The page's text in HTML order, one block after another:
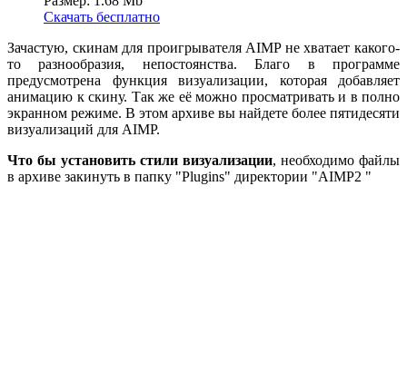
Скачать бесплатно
Зачастую, скинам для проигрывателя AIMP не хватает какого-
то разнообразия, непостоянства. Благо в программе
предусмотрена функция визуализации, которая добавляет
анимацию к скину. Так же её можно просматривать и в полно
экранном режиме. В этом архиве вы найдете более пятидесяти
визуализаций для AIMP.
Что бы установить стили визуализации, необходимо файлы
в архиве закинуть в папку "Plugins" директории "AIMP2 "